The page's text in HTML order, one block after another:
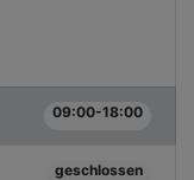
09:00-18:00
geschlossen